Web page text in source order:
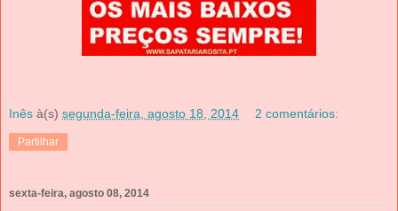
Inês à(s) segunda-feira, agosto 18, 2014 2 comentários:
Partilhar
sexta-feira, agosto 08, 2014